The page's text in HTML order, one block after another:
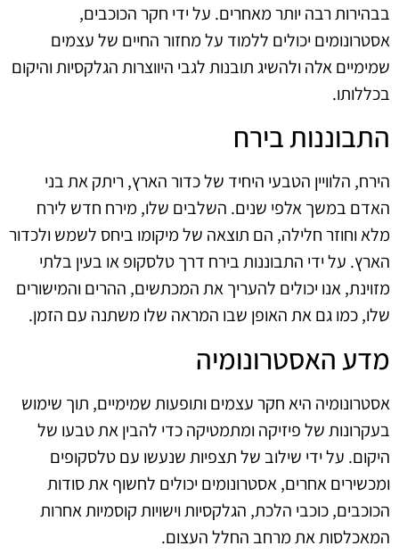
בבהירות רבה יותר מאחרים. על ידי חקר הכוכבים,
אסטרונומים יכולים ללמוד על מחזור החיים של עצמים
שמימיים אלה ולהשיג תובנות לגבי היווצרות הגלקסיות והיקום
בכללותו.
התבוננות בירח
הירח, הלוויין הטבעי היחיד של כדור הארץ, ריתק את בני
האדם במשך אלפי שנים. השלבים שלו, מירח חדש לירח
מלא וחוזר חלילה, הם תוצאה של מיקומו ביחס לשמש ולכדור
הארץ. על ידי התבוננות בירח דרך טלסקופ או בעין בלתי
מזוינת, אנו יכולים להעריך את המכתשים, ההרים והמישורים
שלו, כמו גם את האופן שבו המראה שלו משתנה עם הזמן.
מדע האסטרונומיה
אסטרונומיה היא חקר עצמים ותופעות שמימיים, תוך שימוש
בעקרונות של פיזיקה ומתמטיקה כדי להבין את טבעו של
היקום. על ידי שילוב של תצפיות שנעשו עם טלסקופים
ומכשירים אחרים, אסטרונומים יכולים לחשוף את סודות
הכוכבים, כוכבי הלכת, הגלקסיות וישויות קוסמיות אחרות
המאכלסות את מרחב החלל העצום.